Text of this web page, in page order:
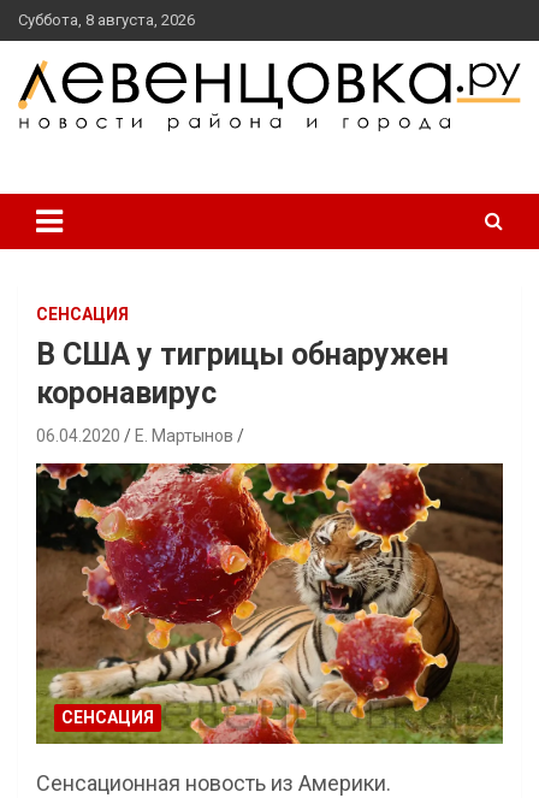
перейти
к
содержанию
Суббота, 8 августа, 2026
СЕНСАЦИЯ
В США у тигрицы обнаружен
коронавирус
06.04.2020 Е. Мартынов
СЕНСАЦИЯ
Сенсационная новость из Америки.